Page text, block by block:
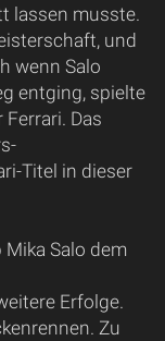
lassen musste.
und
wenn Salo
entging, spielte
Das
Titel in dieser
Salo dem
Erfolge.
Zu